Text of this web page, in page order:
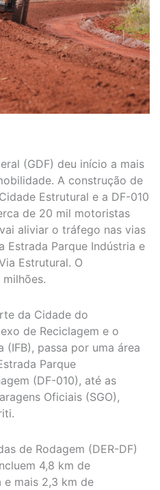
(GDF) deu início a mais
A construção de
Estrutural e a DF-010
de 20 mil motoristas
aliviar o tráfego nas vias
Estrada Parque Indústria e
Estrutural. O
da Cidade do
de Reciclagem e o
(IFB), passa por uma área
Parque
(DF-010), até as
Oficiais (SGO),
de Rodagem (DER-DF)
4,8 km de
mais 2,3 km de